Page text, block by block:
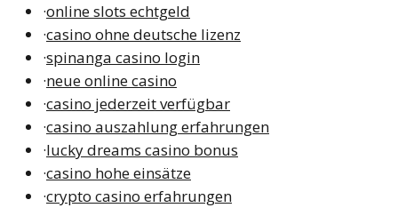
·online slots echtgeld
·casino ohne deutsche lizenz
·spinanga casino login
·neue online casino
·casino jederzeit verfügbar
·casino auszahlung erfahrungen
·lucky dreams casino bonus
·casino hohe einsätze
·crypto casino erfahrungen